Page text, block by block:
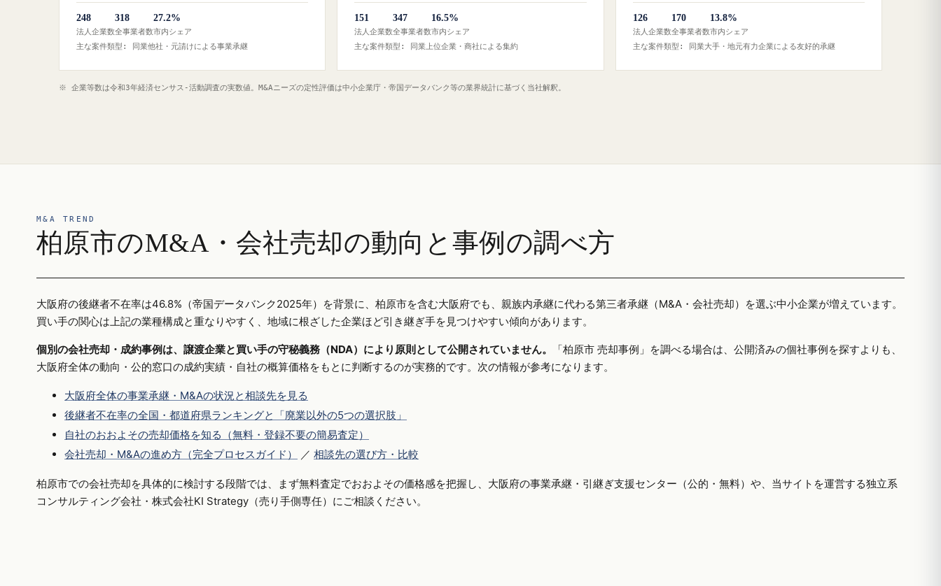
248
法人企業数
318
全事業者数
27.2%
市内シェア
主な案件類型: 同業他社・元請けによる事業承継
151
法人企業数
347
全事業者数
16.5%
市内シェア
主な案件類型: 同業上位企業・商社による集約
126
法人企業数
170
全事業者数
13.8%
市内シェア
主な案件類型: 同業大手・地元有力企業による友好的承継
※ 企業等数は令和3年経済センサス‐活動調査の実数値。M&Aニーズの定性評価は中小企業庁・帝国データバンク等の業界統計に基づく当社解釈。
M&A TREND
柏原市のM&A・会社売却の動向と事例の調べ方
大阪府の後継者不在率は46.8%（帝国データバンク2025年）を背景に、柏原市を含む大阪府でも、親族内承継に代わる第三者承継（M&A・会社売却）を選ぶ中小企業が増えています。
買い手の関心は上記の業種構成と重なりやすく、地域に根ざした企業ほど引き継ぎ手を見つけやすい傾向があります。
個別の会社売却・成約事例は、譲渡企業と買い手の守秘義務（NDA）により原則として公開されていません。
「柏原市 売却事例」を調べる場合は、公開済みの個社事例を探すよりも、
大阪府全体の動向・公的窓口の成約実績・自社の概算価格をもとに判断するのが実務的です。次の情報が参考になります。
大阪府全体の事業承継・M&Aの状況と相談先を見る
後継者不在率の全国・都道府県ランキングと「廃業以外の5つの選択肢」
自社のおおよその売却価格を知る（無料・登録不要の簡易査定）
会社売却・M&Aの進め方（完全プロセスガイド）
／ 相談先の選び方・比較
柏原市での会社売却を具体的に検討する段階では、まず無料査定でおおよその価格感を把握し、大阪府の事業承継・引継ぎ支援センター（公的・無料）や、当サイトを運営する独立系
コンサルティング会社・株式会社KI Strategy（売り手側専任）にご相談ください。